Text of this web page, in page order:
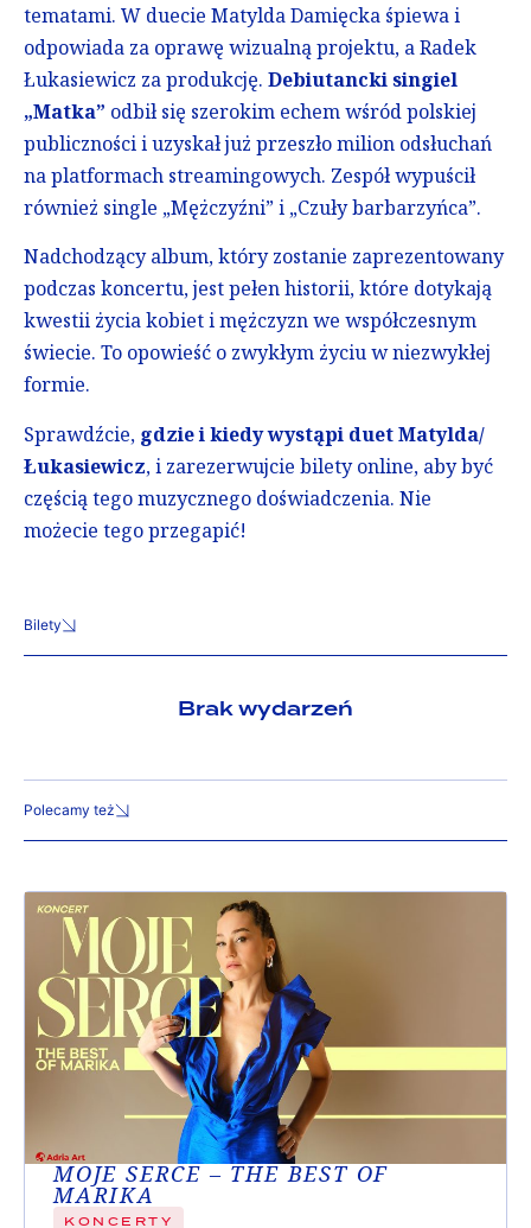
tematami. W duecie Matylda Damięcka śpiewa i
odpowiada za oprawę wizualną projektu, a Radek
Łukasiewicz za produkcję. Debiutancki singiel
„Matka” odbił się szerokim echem wśród polskiej
publiczności i uzyskał już przeszło milion odsłuchań
na platformach streamingowych. Zespół wypuścił
również single „Mężczyźni” i „Czuły barbarzyńca”.
Nadchodzący album, który zostanie zaprezentowany
podczas koncertu, jest pełen historii, które dotykają
kwestii życia kobiet i mężczyzn we współczesnym
świecie. To opowieść o zwykłym życiu w niezwykłej
formie.
Sprawdźcie, gdzie i kiedy wystąpi duet Matylda/
Łukasiewicz, i zarezerwujcie bilety online, aby być
częścią tego muzycznego doświadczenia. Nie
możecie tego przegapić!
Bilety
Brak wydarzeń
Polecamy też
MOJE SERCE – THE BEST OF
MARIKA
KONCERTY